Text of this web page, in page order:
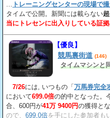
… トレーニングセンターの現場で
タイムで公開。新聞には載らない
当にトレセンに出入りしている証拠
【優良】
競馬裏街道 (146)
タイムマシンと
7/26には, いつもの「 万馬券完全
において699.0倍の的中となった。
合、600円が41万 9400円の獲得とな
ので、 699.0倍を手にした参加者も